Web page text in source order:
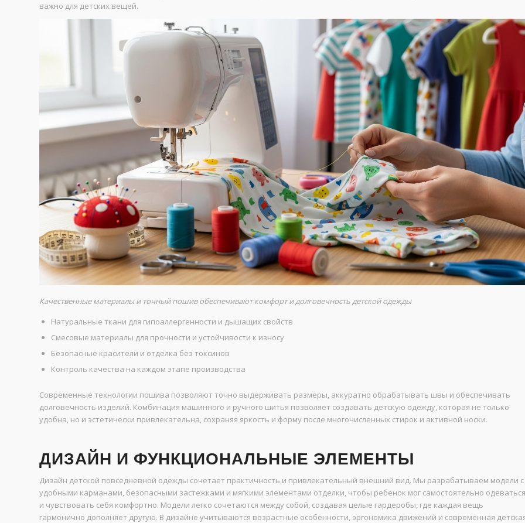
важно для детских вещей.
Качественные материалы и точный пошив обеспечивают комфорт и долговечность детской одежды
Натуральные ткани для гипоаллергенности и дышащих свойств
Смесовые материалы для прочности и устойчивости к износу
Безопасные красители и отделка без токсинов
Контроль качества на каждом этапе производства
Современные технологии пошива позволяют точно выдерживать размеры, аккуратно обрабатывать швы и обеспечивать
долговечность изделий. Комбинация машинного и ручного шитья позволяет создавать детскую одежду, которая не только
удобна, но и эстетически привлекательна, сохраняя яркость и форму после многочисленных стирок и активной носки.
ДИЗАЙН И ФУНКЦИОНАЛЬНЫЕ ЭЛЕМЕНТЫ
Дизайн детской повседневной одежды сочетает практичность и привлекательный внешний вид. Мы разрабатываем модели с
удобными карманами, безопасными застежками и мягкими элементами отделки, чтобы ребенок мог самостоятельно одеваться
и чувствовать себя комфортно. Модели легко сочетаются между собой, создавая целые гардеробы, где каждая вещь
гармонично дополняет другую. В дизайне учитываются возрастные особенности, эргономика движений и современная